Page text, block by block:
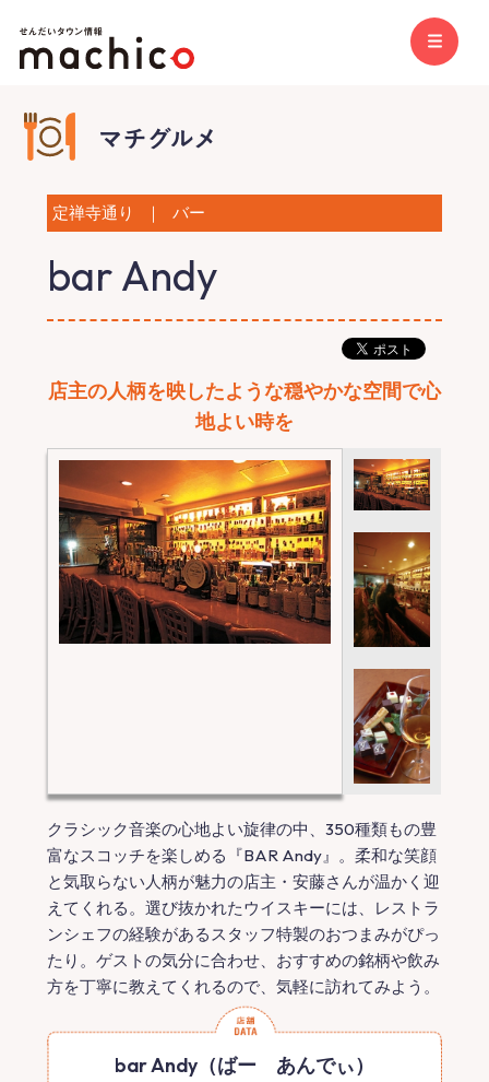
定禅寺通り ｜ バー
bar Andy
店主の人柄を映したような穏やかな空間で心
地よい時を
クラシック音楽の心地よい旋律の中、350種類もの豊
富なスコッチを楽しめる『BAR Andy』。柔和な笑顔
と気取らない人柄が魅力の店主・安藤さんが温かく迎
えてくれる。選び抜かれたウイスキーには、レストラ
ンシェフの経験があるスタッフ特製のおつまみがぴっ
たり。ゲストの気分に合わせ、おすすめの銘柄や飲み
方を丁寧に教えてくれるので、気軽に訪れてみよう。
bar Andy（ばー あんでぃ）